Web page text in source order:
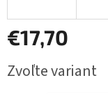
€17,70
cena:
Zvoľte variant